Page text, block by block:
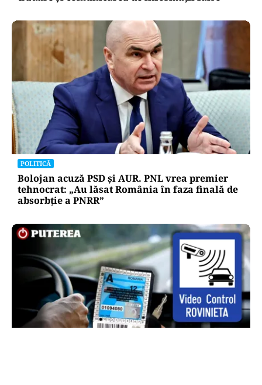
POLITICĂ
Bolojan acuză PSD și AUR. PNL vrea premier
tehnocrat: „Au lăsat România în faza finală de
absorbţie a PNRR”